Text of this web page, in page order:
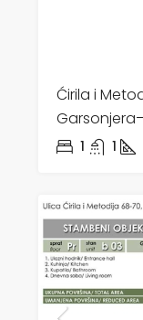
Ćirila i
1 1